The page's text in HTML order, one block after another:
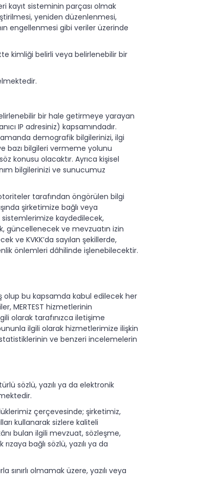
kayıt sisteminin parçası olmak
yeniden düzenlenmesi,
engellenmesi gibi veriler üzerinde
kimliği belirli veya belirlenebilir bir
bir hale getirmeye yarayan
IP adresiniz) kapsamındadır.
demografik bilgilerinizi, ilgi
bazı bilgileri vermeme yolunu
konusu olacaktır. Ayrıca kişisel
bilgilerinizi ve sunucumuz
tarafından öngörülen bilgi
şirketimize bağlı veya
kaydedilecek,
güncellenecek ve mevzuatın izin
ve KVKK’da sayılan şekillerde,
önlemleri dâhilinde işlenebilecektir.
olup bu kapsamda kabul edilecek her
MERTEST hizmetlerinin
olarak tarafınızca iletişime
ilgili olarak hizmetlerimize ilişkin
ve benzeri incelemelerin
sözlü, yazılı ya da elektronik
çerçevesinde; şirketimiz,
kullanarak sizlere kaliteli
bulan ilgili mevzuat, sözleşme,
bağlı sözlü, yazılı ya da
sınırlı olmamak üzere, yazılı veya